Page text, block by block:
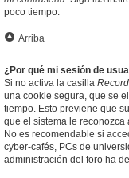
poco tiempo.
Arriba
¿Por qué mi sesión de
Si no activa la casilla
una cookie segura, que se
tiempo. Esto previene que
que el sistema le
No es recomendable si
cyber-cafés, PCs de
administración del foro ha